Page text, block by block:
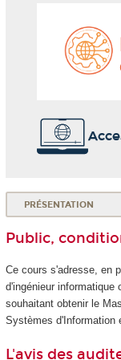
PRÉSENTATION
Public,
Ce cours s'adresse, en
d'ingénieur informatique
souhaitant obtenir le
Systèmes d'Information
L'avis des